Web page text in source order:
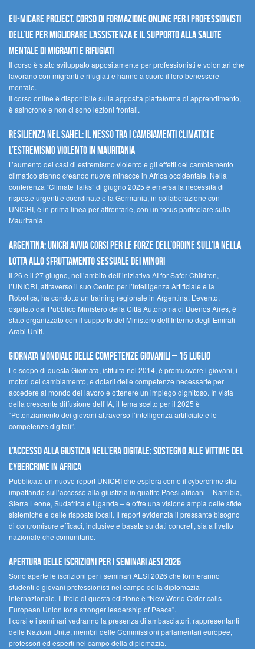
EU-MiCare Project. Corso di formazione online per i professionisti
dell’UE per migliorare l’assistenza e il supporto alla salute
mentale di migranti e rifugiati
Il corso è stato sviluppato appositamente per professionisti e volontari che
lavorano con migranti e rifugiati e hanno a cuore il loro benessere
mentale.
Il corso online è disponibile sulla apposita piattaforma di apprendimento,
è asincrono e non ci sono lezioni frontali.
Resilienza nel Sahel: il nesso tra i cambiamenti climatici e
l’estremismo violento in Mauritania
L’aumento dei casi di estremismo violento e gli effetti del cambiamento
climatico stanno creando nuove minacce in Africa occidentale. Nella
conferenza “Climate Talks” di giugno 2025 è emersa la necessità di
risposte urgenti e coordinate e la Germania, in collaborazione con
UNICRI, è in prima linea per affrontarle, con un focus particolare sulla
Mauritania.
Argentina: UNICRI avvia corsi per le forze dell’ordine sull’IA nella
lotta allo sfruttamento sessuale dei minori
Il 26 e il 27 giugno, nell’ambito dell’iniziativa AI for Safer Children,
l’UNICRI, attraverso il suo Centro per l’Intelligenza Artificiale e la
Robotica, ha condotto un training regionale in Argentina. L’evento,
ospitato dal Pubblico Ministero della Città Autonoma di Buenos Aires, è
stato organizzato con il supporto del Ministero dell’Interno degli Emirati
Arabi Uniti.
Giornata Mondiale delle Competenze Giovanili – 15 luglio
Lo scopo di questa Giornata, istituita nel 2014, è promuovere i giovani, i
motori del cambiamento, e dotarli delle competenze necessarie per
accedere al mondo del lavoro e ottenere un impiego dignitoso. In vista
della crescente diffusione dell’IA, il tema scelto per il 2025 è
“Potenziamento dei giovani attraverso l’intelligenza artificiale e le
competenze digitali”.
L’accesso alla giustizia nell’era digitale: sostegno alle vittime del
cybercrime in Africa
Pubblicato un nuovo report UNICRI che esplora come il cybercrime stia
impattando sull’accesso alla giustizia in quattro Paesi africani – Namibia,
Sierra Leone, Sudafrica e Uganda – e offre una visione ampia delle sfide
sistemiche e delle risposte locali. Il report evidenzia il pressante bisogno
di contromisure efficaci, inclusive e basate su dati concreti, sia a livello
nazionale che comunitario.
Apertura delle iscrizioni per i seminari AESI 2026
Sono aperte le iscrizioni per i seminari AESI 2026 che formeranno
studenti e giovani professionisti nel campo della diplomazia
internazionale. Il titolo di questa edizione è “New World Order calls
European Union for a stronger leadership of Peace”.
I corsi e i seminari vedranno la presenza di ambasciatori, rappresentanti
delle Nazioni Unite, membri delle Commissioni parlamentari europee,
professori ed esperti nel campo della diplomazia.